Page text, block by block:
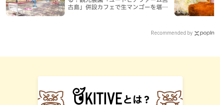
古島」併設カフェで生マンゴーを堪能
Recommended by